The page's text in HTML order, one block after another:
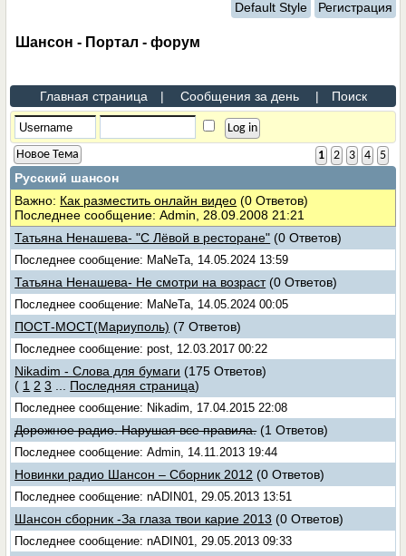
Default Style Регистрация
Шансон - Портал - форум
Главная страница | Сообщения за день | Поиск
1 2 3 4 5
Новое Тема
Русский шансон
Важно: Как разместить онлайн видео (0 Ответов)
Последнее сообщение: Admin, 28.09.2008 21:21
Татьяна Ненашева- "С Лёвой в ресторане" (0 Ответов)
Последнее сообщение: MaNeTa, 14.05.2024 13:59
Татьяна Ненашева- Не смотри на возраст (0 Ответов)
Последнее сообщение: MaNeTa, 14.05.2024 00:05
ПОСТ-МОСТ(Мариуполь) (7 Ответов)
Последнее сообщение: post, 12.03.2017 00:22
Nikadim - Слова для бумаги (175 Ответов)
( 1 2 3 Последняя страница)
Последнее сообщение: Nikadim, 17.04.2015 22:08
Дорожное радио. Нарушая все правила. (1 Ответов)
Последнее сообщение: Admin, 14.11.2013 19:44
Новинки радио Шансон – Сборник 2012 (0 Ответов)
Последнее сообщение: nADIN01, 29.05.2013 13:51
Шансон сборник -За глаза твои карие 2013 (0 Ответов)
Последнее сообщение: nADIN01, 29.05.2013 09:33